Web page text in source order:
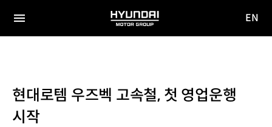
전체
HYUNDAI
MOTOR
EN
현대로템 우즈벡 고속철, 첫 영업운행
시작